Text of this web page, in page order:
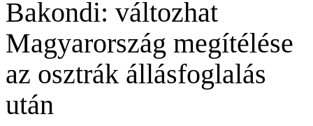
Bakondi: változhat
Magyarország megítélése
az osztrák állásfoglalás
után